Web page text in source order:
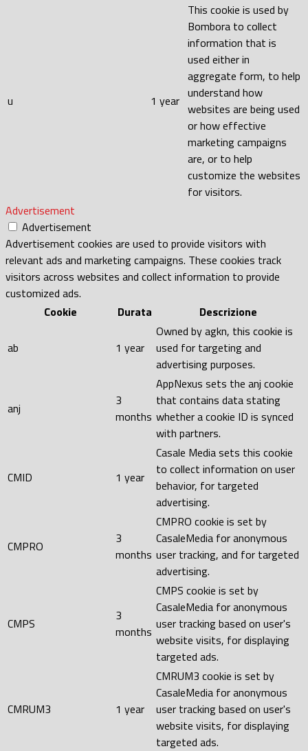
u 1 year
This cookie is used by
Bombora to collect
information that is
used either in
aggregate form, to help
understand how
websites are being used
or how effective
marketing campaigns
are, or to help
customize the websites
for visitors.
Advertisement
Advertisement
Advertisement cookies are used to provide visitors with
relevant ads and marketing campaigns. These cookies track
visitors across websites and collect information to provide
customized ads.
Cookie
Durata Descrizione
ab 1 year
Owned by agkn, this cookie is
used for targeting and
advertising purposes.
anj
3
months
AppNexus sets the anj cookie
that contains data stating
whether a cookie ID is synced
with partners.
CMID 1 year
Casale Media sets this cookie
to collect information on user
behavior, for targeted
advertising.
CMPRO
3
months
CMPRO cookie is set by
CasaleMedia for anonymous
user tracking, and for targeted
advertising.
CMPS
3
months
CMPS cookie is set by
CasaleMedia for anonymous
user tracking based on user's
website visits, for displaying
targeted ads.
CMRUM3 1 year
CMRUM3 cookie is set by
CasaleMedia for anonymous
user tracking based on user's
website visits, for displaying
targeted ads.